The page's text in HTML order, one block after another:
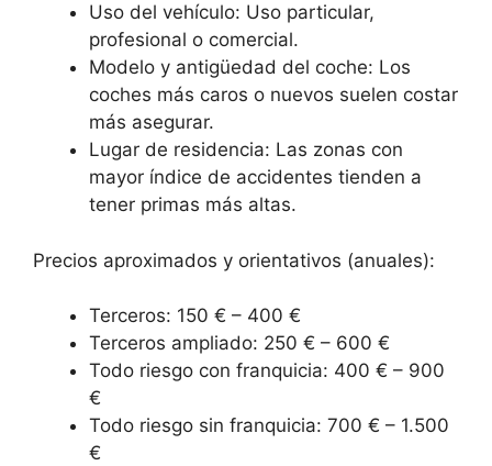
Uso del vehículo: Uso particular,
profesional o comercial.
Modelo y antigüedad del coche: Los
coches más caros o nuevos suelen costar
más asegurar.
Lugar de residencia: Las zonas con
mayor índice de accidentes tienden a
tener primas más altas.
Precios aproximados y orientativos (anuales):
Terceros: 150 € – 400 €
Terceros ampliado: 250 € – 600 €
Todo riesgo con franquicia: 400 € – 900
€
Todo riesgo sin franquicia: 700 € – 1.500
€